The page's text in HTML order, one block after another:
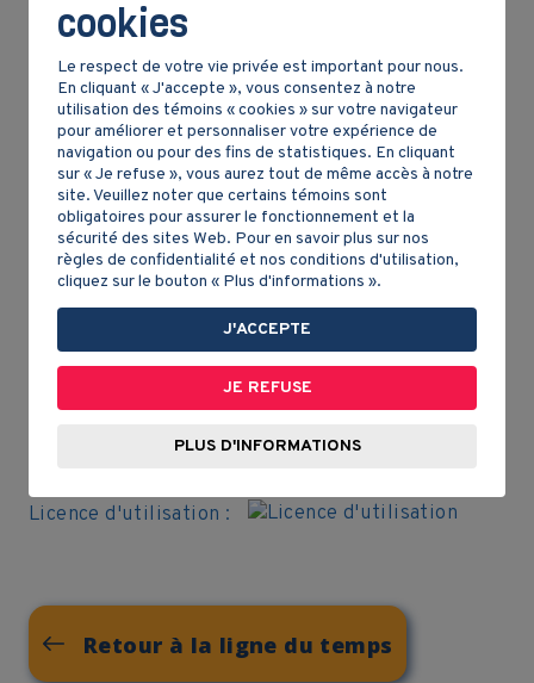
dixhomelands. Les provinces sont des territoires
homelands sont des petits territoires créés par le
gouvernement blanc et sont réservés aux
populations noires.
Le climat varie beaucoup à l’intérieur du pays : il
est tempéré sur les côtes et dans les montagnes
du sud, plus chaud et humide à l’est et très sec au
nord. L’hiver (de mai à juillet), les régions
est possible de bronzer sur les plages du nord, au
bord de l’océan Indien!
Licence d'utilisation :
Retour à la ligne du temps
cookies
Le respect de votre vie privée est important pour nous.
En cliquant « J'accepte », vous consentez à notre
utilisation des témoins « cookies » sur votre navigateur
pour améliorer et personnaliser votre expérience de
navigation ou pour des fins de statistiques. En cliquant
sur « Je refuse », vous aurez tout de même accès à notre
site. Veuillez noter que certains témoins sont
obligatoires pour assurer le fonctionnement et la
sécurité des sites Web. Pour en savoir plus sur nos
règles de confidentialité et nos conditions d'utilisation,
cliquez sur le bouton « Plus d'informations ».
J'ACCEPTE
JE REFUSE
PLUS D'INFORMATIONS